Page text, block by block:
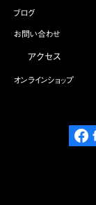
ブログ
お問い合わせ
アクセス
オンラインショップ